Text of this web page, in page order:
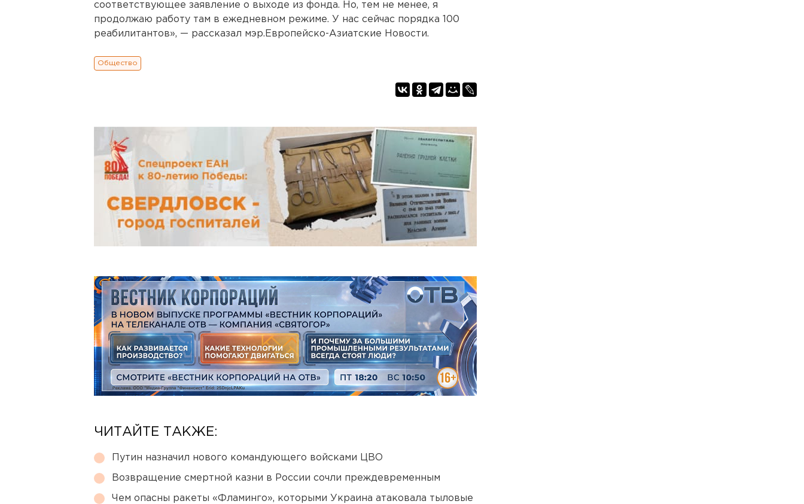
соответствующее заявление о выходе из фонда. Но, тем не менее, я
продолжаю работу там в ежедневном режиме. У нас сейчас порядка 100
реабилитантов», — рассказал мэр.Европейско-Азиатские Новости.
Общество
ЧИТАЙТЕ ТАКЖЕ:
Путин назначил нового командующего войсками ЦВО
Возвращение смертной казни в России сочли преждевременным
Чем опасны ракеты «Фламинго», которыми Украина атаковала тыловые